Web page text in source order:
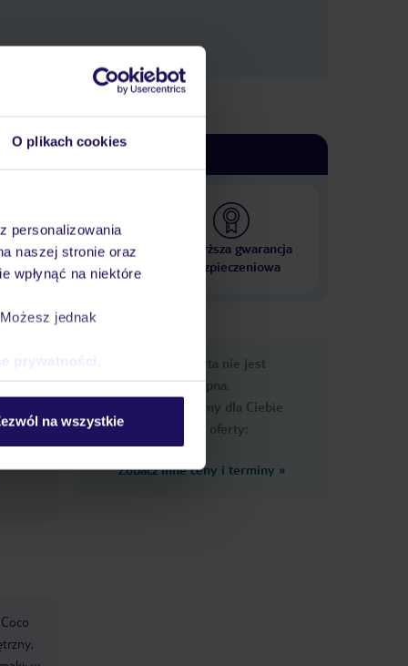
O plikach cookies
personalizowania
naszej stronie oraz
wpłynąć na niektóre
jednak
prywatności
na wszystkie
hoteli w ponad 50
krajach
Najwyższa gwarancja
ubezpieczeniowa
Ups, ta oferta nie jest
dostępna.
Przygotowaliśmy dla Ciebie
podobne oferty:
Zobacz inne ceny i terminy »